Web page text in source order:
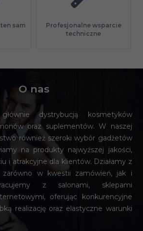
sam
Profesjonalne wsparcie
techniczne
O nas
dystrybucją kosmetyków
oraz suplementów. W naszej
również szeroki wybór gadżetów
na produkty najwyższej jakości,
i atrakcyjne dla klientów. Działamy z
zarówno w kwestii zamówień, jak i
z salonami, sklepami
oferując konkurencyjne
realizację oraz elastyczne warunki